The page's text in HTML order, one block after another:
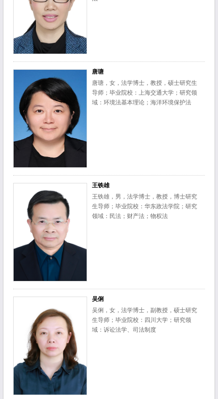
唐瑭
唐瑭，女，法学博士，教授，硕士研究生
导师；毕业院校：上海交通大学；研究领
域：环境法基本理论；海洋环境保护法
王铁雄
王铁雄，男，法学博士，教授，博士研究
生导师；毕业院校：华东政法学院；研究
领域：民法；财产法；物权法
吴俐
吴俐，女，法学博士，副教授，硕士研究
生导师；毕业院校：四川大学；研究领
域：诉讼法学、司法制度